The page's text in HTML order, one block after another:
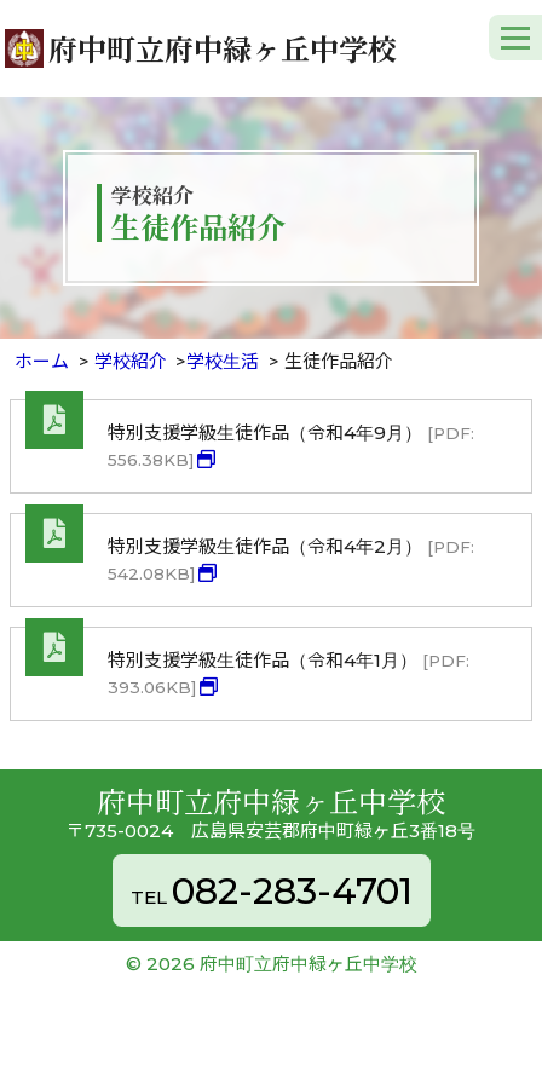
府中町立府中緑ヶ丘中学校
学校紹介
生徒作品紹介
ホーム 学校紹介 学校生活 生徒作品紹介
特別支援学級生徒作品（令和4年9月）
[PDF:
556.38KB]
特別支援学級生徒作品（令和4年2月）
[PDF:
542.08KB]
特別支援学級生徒作品（令和4年1月）
[PDF:
393.06KB]
府中町立府中緑ヶ丘中学校
〒735-0024 広島県安芸郡府中町緑ヶ丘3番18号
TEL 082-283-4701
© 2026 府中町立府中緑ヶ丘中学校